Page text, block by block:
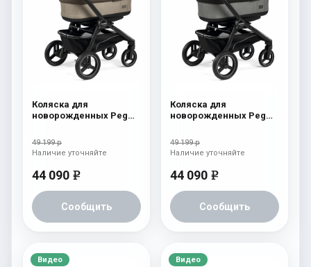
Коляска для
новорожденных Peg
Cream
49 199 р
44 090 e
Сообщить
Наличие уточняйте
Коляска для
новорожденных Peg
Atmosphere
49 199 р
44 090 e
Сообщить
Наличие уточняйте
Видео Видео